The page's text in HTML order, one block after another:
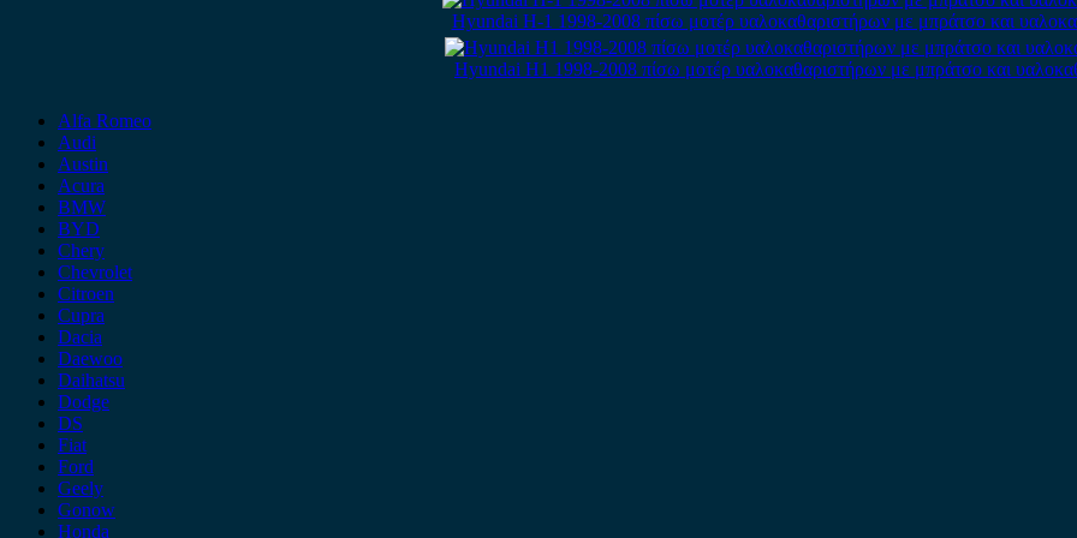
Hyundai H-1 1998-2008 πίσω μοτέρ υαλοκαθαριστήρων με μπράτσο και
Hyundai H1 1998-2008 πίσω μοτέρ υαλοκαθαριστήρων με μπράτσο και
Alfa Romeo
Audi
Austin
Acura
BMW
BYD
Chery
Chevrolet
Citroen
Cupra
Dacia
Daewoo
Daihatsu
Dodge
DS
Fiat
Ford
Geely
Gonow
Honda